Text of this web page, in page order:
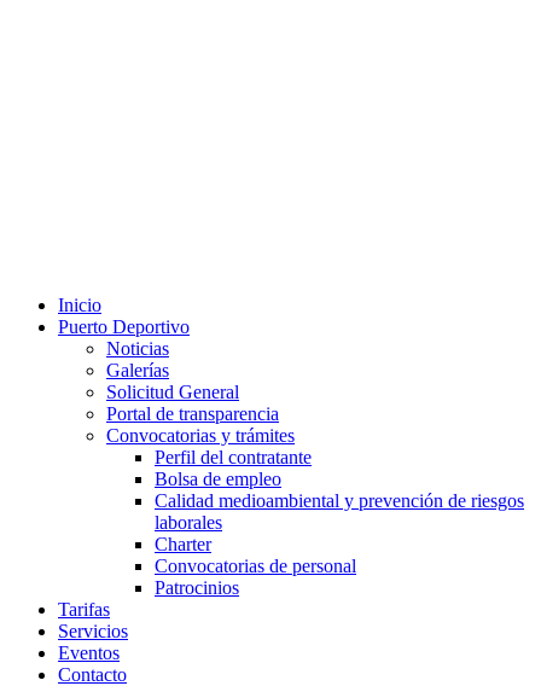
Inicio
Puerto Deportivo
Noticias
Galerías
Solicitud General
Portal de transparencia
Convocatorias y trámites
Perfil del contratante
Bolsa de empleo
Calidad medioambiental y prevención de riesgos
laborales
Charter
Convocatorias de personal
Patrocinios
Tarifas
Servicios
Eventos
Contacto